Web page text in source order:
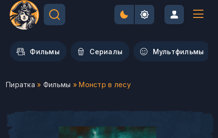
Фильмы Сериалы Мультфильмы
Пиратка » Фильмы » Монстр в лесу